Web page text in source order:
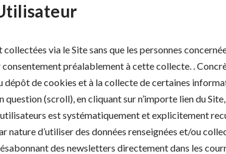
collectées via le Site sans que les personnes
préalablement à cette collecte. .
dépôt de cookies et à la collecte de certaines
(scroll), en cliquant sur n’importe lien du
est systématiquement et explicitement
nature d’utiliser des données renseignées et/ou
des newsletters directement dans les